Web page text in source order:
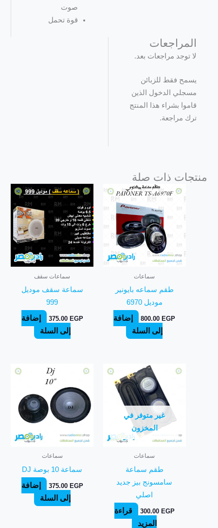
صوت
قوة تحمل
المراجعات
لا توجد مراجعات بعد.
يسمح فقط للزبائن
مسجلي الدخول الذين
قاموا بشراء هذا المنتج
ترك مراجعة.
منتجات ذات صلة
سماعات
طقم سماعه بايونير
موديل 6970
800.00 EGP
إضافة
إلى السلة
سماعات سقف
سماعة سقف موديل
999
375.00 EGP
إضافة
إلى السلة
غير متوفر في
المخزون
سماعات
طقم سماعة
سامسونج بيز جديد
اصلي
300.00 EGP
قراءة
المزيد
سماعات
سماعة 10 بوصة DJ
375.00 EGP
إضافة
إلى السلة